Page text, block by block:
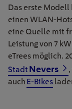
Das erste Modell
einen WLAN-
eine Quelle mit
Leistung von 7
eTrees möglich.
Stadt Nevers
auch E-Bikes